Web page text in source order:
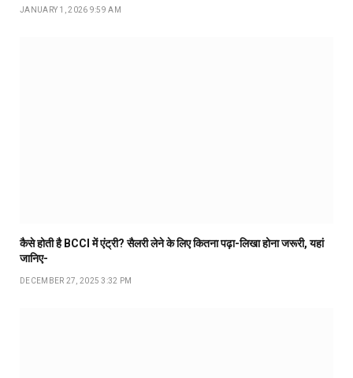
JANUARY 1, 2026 9:59 AM
कैसे होती है BCCI में एंट्री? सैलरी लेने के लिए कितना पढ़ा-लिखा होना जरूरी, यहां
जानिए-
DECEMBER 27, 2025 3:32 PM